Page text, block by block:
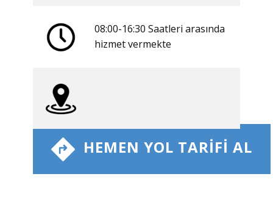
​ HEMEN YOL TARIFI AL
08:00-16:30 Saatleri arasında
​hizmet vermekte